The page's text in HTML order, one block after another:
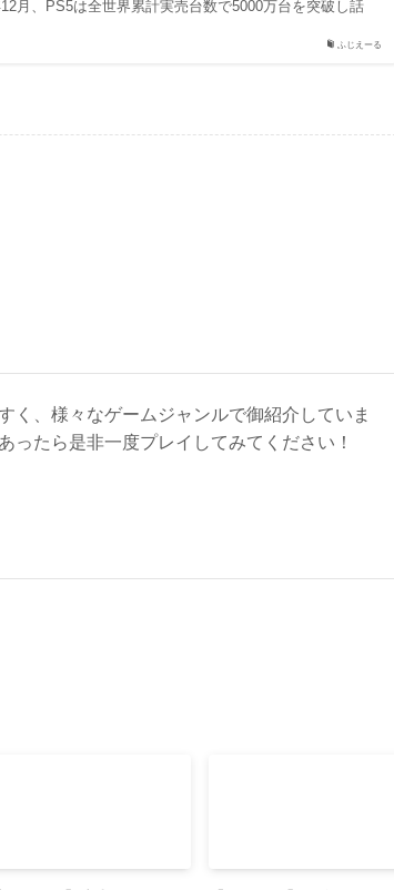
ふじえーる
月、PS5は全世界累計実売台数で5000万台を突破し話
く、様々なゲームジャンルで御紹介していま
ったら是非一度プレイしてみてください！